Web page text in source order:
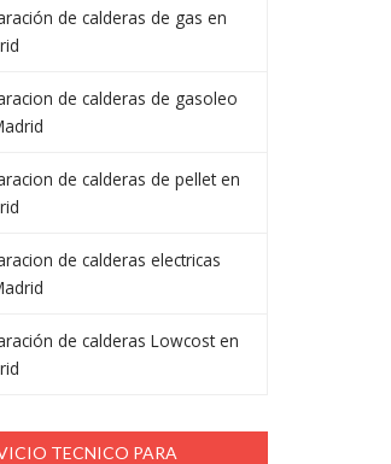
de calderas de gas en
de calderas de gasoleo
de calderas de pellet en
de calderas electricas
de calderas Lowcost en
TECNICO PARA